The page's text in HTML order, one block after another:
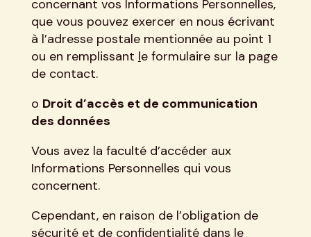
concernant vos Informations Personnelles,
que vous pouvez exercer en nous écrivant
à l’adresse postale mentionnée au point 1
ou en remplissant le formulaire sur la page
de contact.
o Droit d’accès et de communication
des données
Vous avez la faculté d’accéder aux
Informations Personnelles qui vous
concernent.
Cependant, en raison de l’obligation de
sécurité et de confidentialité dans le